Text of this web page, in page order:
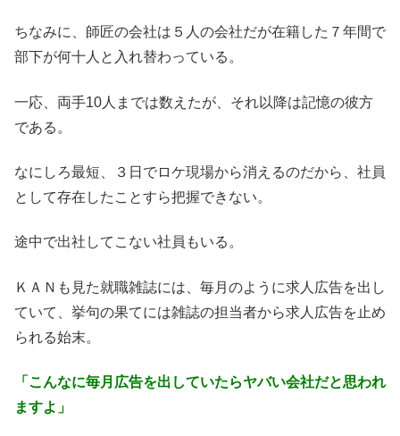
ちなみに、師匠の会社は５人の会社だが在籍した７年間で
部下が何十人と入れ替わっている。
一応、両手10人までは数えたが、それ以降は記憶の彼方
である。
なにしろ最短、３日でロケ現場から消えるのだから、社員
として存在したことすら把握できない。
途中で出社してこない社員もいる。
ＫＡＮも見た就職雑誌には、毎月のように求人広告を出し
ていて、挙句の果てには雑誌の担当者から求人広告を止め
られる始末。
「こんなに毎月広告を出していたらヤバい会社だと思われ
ますよ」